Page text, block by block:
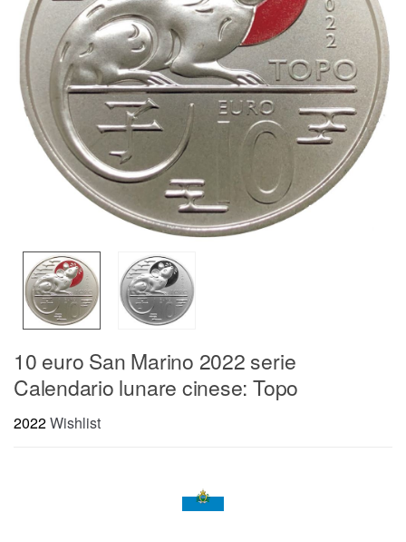
10 euro San Marino 2022 serie
Calendario lunare cinese: Topo
2022Wishlist